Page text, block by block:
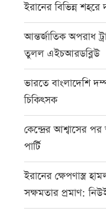
ইরানের বিভিন্ন
আন্তর্জাতিক অপরাধ
তুলল এইচআরডব্লিউ
ভারতে বাংলাদেশি
চিকিৎসক
কেন্দ্রের আশ্বাসের
পার্টি
ইরানের ক্ষেপণাস্ত্র
সক্ষমতার প্রমাণ: